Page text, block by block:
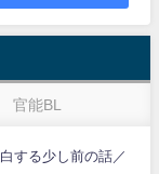
官能BL
する少し前の話／